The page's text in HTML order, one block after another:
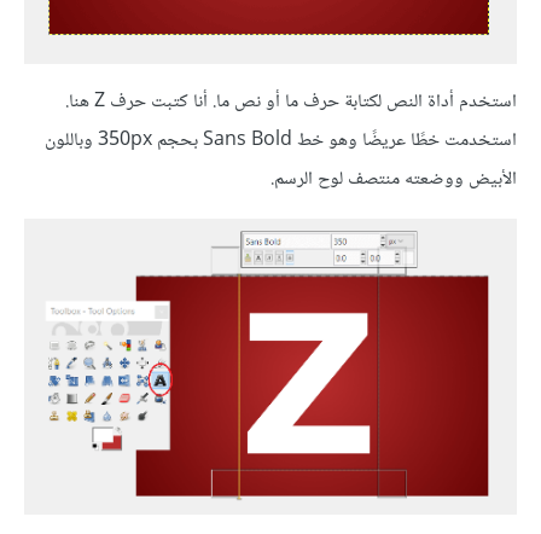
استخدم أداة النص لكتابة حرف ما أو نص ما. أنا كتبت حرف Z هنا.
استخدمت خطًا عريضًا وهو خط Sans Bold بحجم 350px وباللون
الأبيض ووضعته منتصف لوح الرسم.